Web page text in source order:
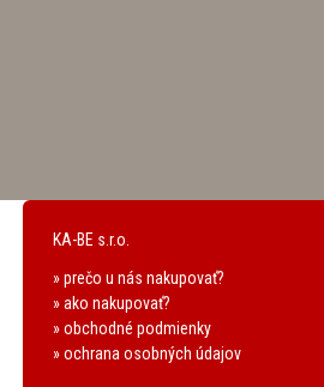
KA-BE s.r.o.
» prečo u nás nakupovať?
» ako nakupovať?
» obchodné podmienky
» ochrana osobných údajov